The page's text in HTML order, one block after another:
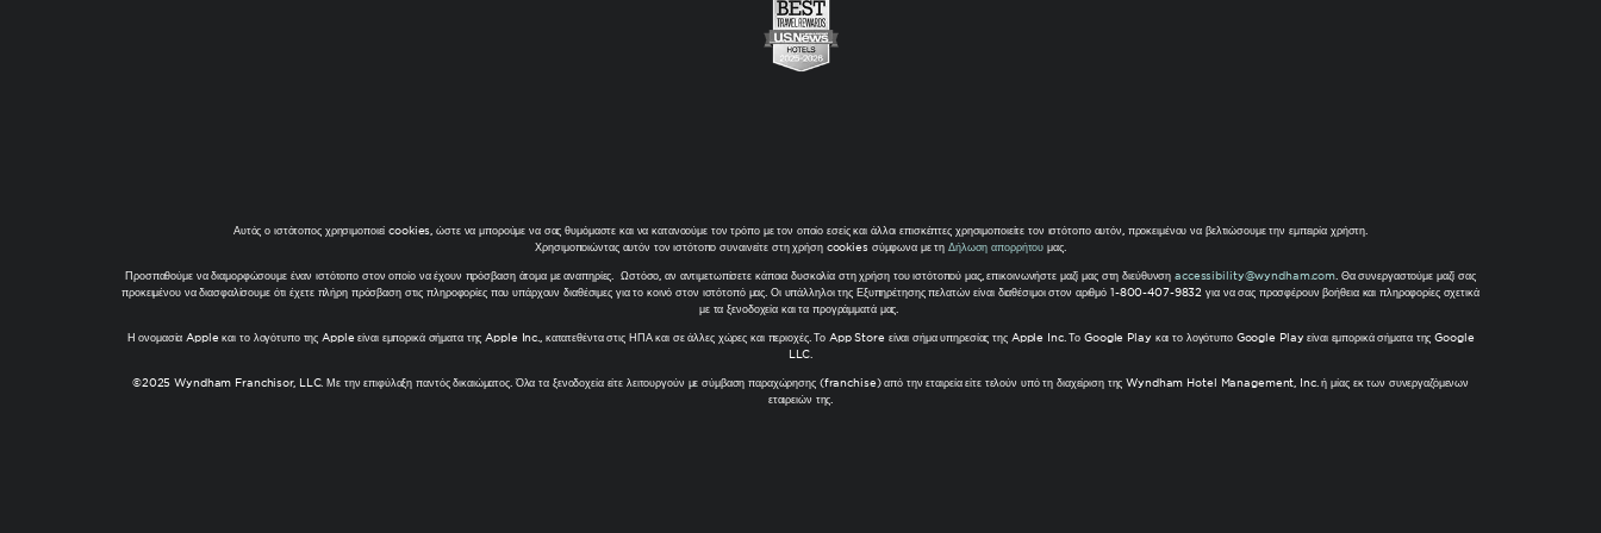
Αυτός ο ιστότοπος χρησιμοποιεί cookies, ώστε να μπορούμε να σας θυμόμαστε και να κατανοούμε τον τρόπο με τον οποίο εσείς και άλλοι επισκέπτες χρησιμοποιείτε τον ιστότοπο αυτόν, προκειμένου να βελτιώσουμε την εμπειρία χρήστη.
Χρησιμοποιώντας αυτόν τον ιστότοπο συναινείτε στη χρήση cookies σύμφωνα με τηΔήλωση απορρήτου μας.
Προσπαθούμε να διαμορφώσουμε έναν ιστότοπο στον οποίο να έχουν πρόσβαση άτομα με αναπηρίες. Ωστόσο, αν αντιμετωπίσετε κάποια δυσκολία στη χρήση του ιστότοπού μας, επικοινωνήστε μαζί μας στη διεύθυνσηaccessibility@wyndham.com . Θα συνεργαστούμε μαζί σας
προκειμένου να διασφαλίσουμε ότι έχετε πλήρη πρόσβαση στις πληροφορίες που υπάρχουν διαθέσιμες για το κοινό στον ιστότοπό μας. Οι υπάλληλοι της Εξυπηρέτησης πελατών είναι διαθέσιμοι στον αριθμό 1-800-407-9832 για να σας προσφέρουν βοήθεια και πληροφορίες σχετικά
με τα ξενοδοχεία και τα προγράμματά μας.
Η ονομασία Apple και το λογότυπο της Apple είναι εμπορικά σήματα της Apple Inc., κατατεθέντα στις ΗΠΑ και σε άλλες χώρες και περιοχές. Το App Store είναι σήμα υπηρεσίας της Apple Inc. Το Google Play και το λογότυπο Google Play είναι εμπορικά σήματα της Google
LLC.
©2025 Wyndham Franchisor, LLC. Με την επιφύλαξη παντός δικαιώματος. Όλα τα ξενοδοχεία είτε λειτουργούν με σύμβαση παραχώρησης (franchise) από την εταιρεία είτε τελούν υπό τη διαχείριση της Wyndham Hotel Management, Inc. ή μίας εκ των συνεργαζόμενων
εταιρειών της.